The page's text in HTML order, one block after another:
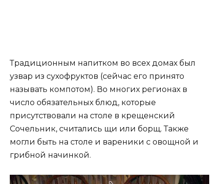
Традиционным напитком во всех домах был
узвар из сухофруктов (сейчас его принято
называть компотом). Во многих регионах в
число обязательных блюд, которые
присутствовали на столе в крещенский
Сочельник, считались щи или борщ. Также
могли быть на столе и вареники с овощной и
грибной начинкой.